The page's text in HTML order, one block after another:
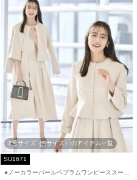
7号サイズ（Sサイズ）のアイテム一覧
SU1671
●ノーカラーパールペプラムワンピーススーツ